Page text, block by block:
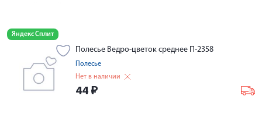
Яндекс Сплит
Полесье Ведро-цветок среднее П-2358
Полесье
Нет в наличии
44 ₽